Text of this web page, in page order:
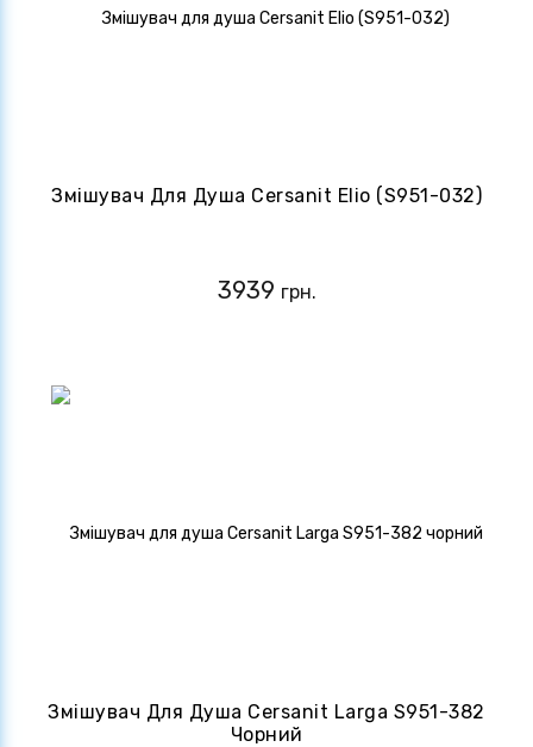
Змішувач Для Душа Cersanit Elio (S951-032)
3939 грн.
Змішувач Для Душа Cersanit Larga S951-382
Чорний